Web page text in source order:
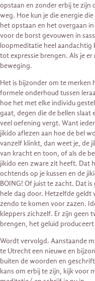
opstaan en zonder erbij te zijn
weg. Hoe kun je die energie
het opstaan en het overgaan
voor de borst gevouwen in
loopmeditatie heel aandachtig
tot expressie brengen. Als je
beweging.
Het is bijzonder om te merken
formele onderhoud tussen
hoe het met elke individu
gaat, degen die de bellen slaat
veel oefening vergt. Want
jikido aflezen aan hoe de bel
vanzelf klinkt, dan weet je, de
van kracht en toon, of als de
jikido een zware zit heeft. Dat
ochtends op je kussen en de
BOING! Of juist te zacht. Dat
hele dag door. Hetzelfde geldt
zendo te komen voor zazen.
kleppers zichzelf. Er zijn geen
brengen, het geluid
Wordt vervolgd. Aanstaande
te Utrecht een nieuwe en
buiten de woorden en
kans om erbij te zijn, kijk